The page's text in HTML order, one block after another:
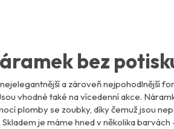
bez
a zároveň nejpohodlnější
vhodné také na vícedenní akce.
plomby se zoubky, díky čemuž jsou
je máme hned v několika